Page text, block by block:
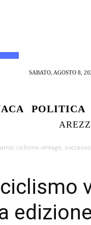
SABATO, AGOSTO 8,
POLITICA
ciclismo vintage,